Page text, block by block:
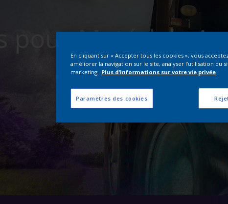
pour Matériels
En cliquant sur « Accepter tous les cookies », vous
améliorer la navigation sur le site, analyser l’utilisation du
marketing. Plus d’informations sur votre vie privée
Paramètres des cookies